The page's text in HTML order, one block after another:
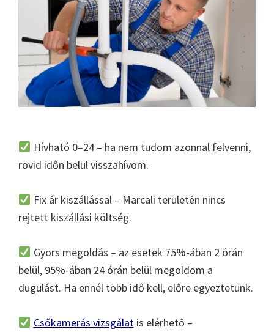
Hívható 0–24 – ha nem tudom azonnal felvenni,
rövid időn belül visszahívom.
Fix ár kiszállással – Marcali területén nincs
rejtett kiszállási költség.
Gyors megoldás – az esetek 75%-ában 2 órán
belül, 95%-ában 24 órán belül megoldom a
dugulást. Ha ennél több idő kell, előre egyeztetünk.
Csőkamerás vizsgálatis elérhető –